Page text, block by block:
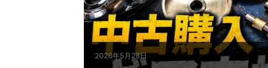
2026年5月28日